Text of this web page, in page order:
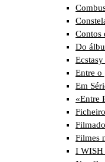
Contos
Do
Entre o
Em
«Entre
Filmes
I WISH